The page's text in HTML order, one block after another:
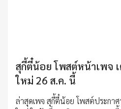
สุกี้ตี๋น้อย โพสต์หน้าเพจ
ใหม่ 26 ส.ค. นี้
ล่าสุดเพจ สุกี้ตี๋น้อย โพสต์ประกาศ